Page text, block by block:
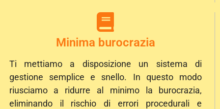
Minima burocrazia
Ti mettiamo a disposizione un sistema di
gestione semplice e snello. In questo modo
riusciamo a ridurre al minimo la burocrazia,
eliminando il rischio di errori procedurali e